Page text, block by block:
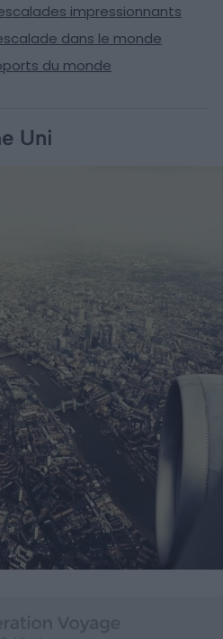
impressionnants
dans le monde
du monde
Uni